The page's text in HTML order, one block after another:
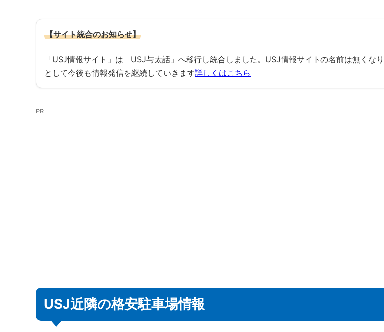
ユニバーサルスタジオジャパン公式駐車場は予約できない
USJオフィシャル駐車場の情報
【サイト統合のお知らせ】
「USJ情報サイト」は「USJ与太話」へ移行し統合しました。USJ情報サイトの名前は無く
として今後も情報発信を継続していきます詳しくはこちら
PR
USJ近隣の格安駐車場情報